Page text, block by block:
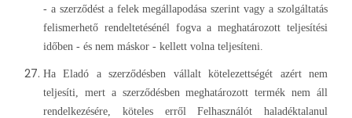
- a szerződést a felek megállapodása szerint vagy a szolgáltatás
felismerhető rendeltetésénél fogva a meghatározott teljesítési
időben - és nem máskor - kellett volna teljesíteni.
Ha Eladó a szerződésben vállalt kötelezettségét azért nem
teljesíti, mert a szerződésben meghatározott termék nem áll
rendelkezésére, köteles erről Felhasználót haladéktalanul